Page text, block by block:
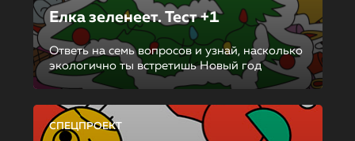
Елка зеленеет. Тест +1
Ответь на семь вопросов и узнай, насколько
экологично ты встретишь Новый год
СПЕЦПРОЕКТ